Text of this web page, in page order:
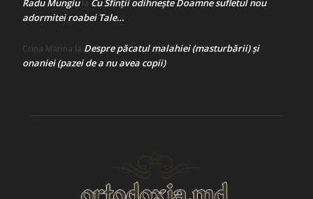
Radu Mungiula Cu Sfinții odihnește Doamne sufletul nou
adormitei roabei Tale…
Crina Marina la Despre păcatul malahiei (masturbării) şi
onaniei (pazei de a nu avea copii)